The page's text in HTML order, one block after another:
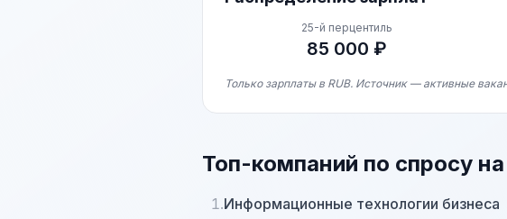
25-й перцентиль
85 000 ₽
Только зарплаты в RUB. Источник — активные
Топ-компаний по спросу
1.Информационные технологии бизнеса